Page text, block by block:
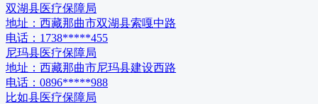
双湖县医疗保障局
地址： 西藏那曲市双湖县索嘎中路
电话： 1738*****455
尼玛县医疗保障局
地址： 西藏那曲市尼玛县建设西路
电话： 0896*****988
比如县医疗保障局